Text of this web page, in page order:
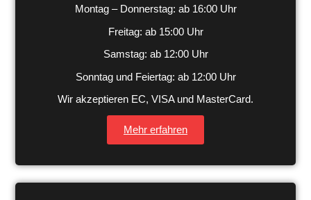
Montag – Donnerstag: ab 16:00 Uhr
Freitag: ab 15:00 Uhr
Samstag: ab 12:00 Uhr
Sonntag und Feiertag: ab 12:00 Uhr
Wir akzeptieren EC, VISA und MasterCard.
Mehr erfahren